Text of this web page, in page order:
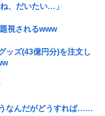
、だいたい…」
視されるwww
ッズ(43億円分)を注文し
なんだがどうすれば……